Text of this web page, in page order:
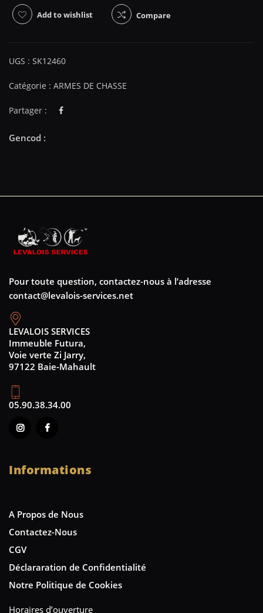
Add to wishlist Compare
UGS : SK12460
Catégorie : ARMES DE CHASSE
Partager :
Pour toute question, contactez-nous à l’adresse
contact@levalois-services.net
LEVALOIS SERVICES
Immeuble Futura,
Voie verte Zi Jarry,
97122 Baie-Mahault
05.90.38.34.00
Informations
A Propos de Nous
Contactez-Nous
CGV
Déclararation de Confidentialité
Notre Politique de Cookies
Horaires d’ouverture